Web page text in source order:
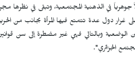
في الذهنية المجتمعية، وتبقى في نظرها
غرار دول عدة تتمتع فيها المرأة بجانب من
الوضعية وبالتالي فهي غير مضطرة إلى سن
الجزائري".